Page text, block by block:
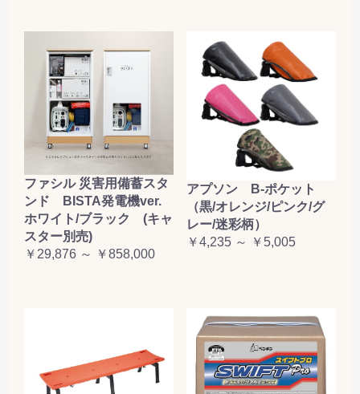
ファシル 災害用備蓄スタ
ンド BISTA発電機ver.
ホワイト/ブラック (キャ
スター別売)
￥29,876 ～ ￥858,000
アプソン B-ポケット
（黒/オレンジ/ピンク/グ
レー/迷彩柄）
￥4,235 ～ ￥5,005